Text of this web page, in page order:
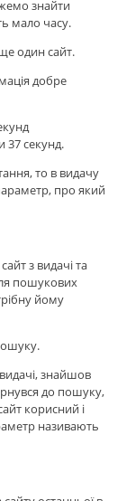
знайти
мало часу.
один сайт.
добре
37 секунд.
то в видачу
про який
з видачі та
пошукових
йому
знайшов
до пошуку,
корисний і
називають